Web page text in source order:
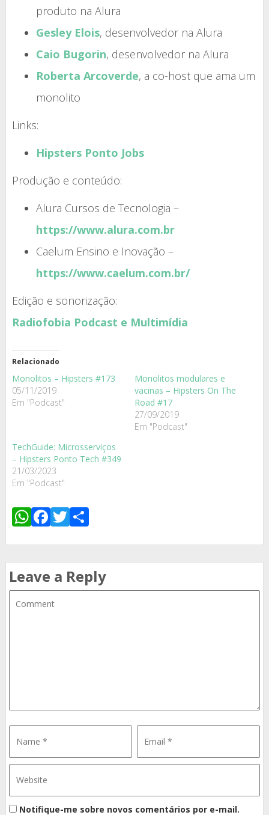
produto na Alura
Gesley Elois, desenvolvedor na Alura
Caio Bugorin, desenvolvedor na Alura
Roberta Arcoverde, a co-host que ama um
monolito
Links:
Hipsters Ponto Jobs
Produção e conteúdo:
Alura Cursos de Tecnologia –
https://www.alura.com.br
Caelum Ensino e Inovação –
https://www.caelum.com.br/
Edição e sonorização:
Radiofobia Podcast e Multimídia
Relacionado
Monolitos – Hipsters #173
05/11/2019
Em "Podcast"
Monolitos modulares e
vacinas – Hipsters On The
Road #17
27/09/2019
Em "Podcast"
TechGuide: Microsserviços
– Hipsters Ponto Tech #349
21/03/2023
Em "Podcast"
WhatsApp
Facebook
Twitter
Leave a Reply
Notifique-me sobre novos comentários por e-mail.